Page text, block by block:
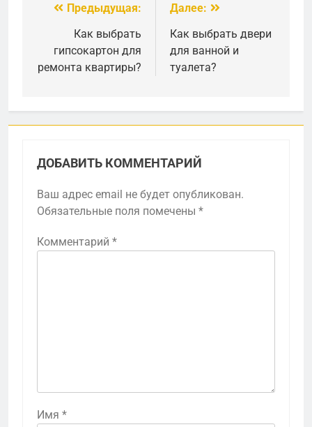
Навигация
записям
Предыдущая:
Как выбрать
гипсокартон для
ремонта квартиры?
Далее:
Как выбрать двери
для ванной и
туалета?
ДОБАВИТЬ КОММЕНТАРИЙ
Ваш адрес email не будет опубликован.
Обязательные поля помечены *
Комментарий *
Имя *